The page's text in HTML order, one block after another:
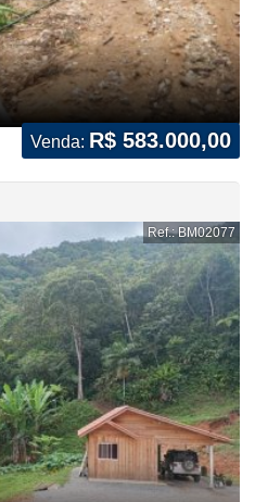
Venda: R$ 583.000,00
Ref.: BM02077